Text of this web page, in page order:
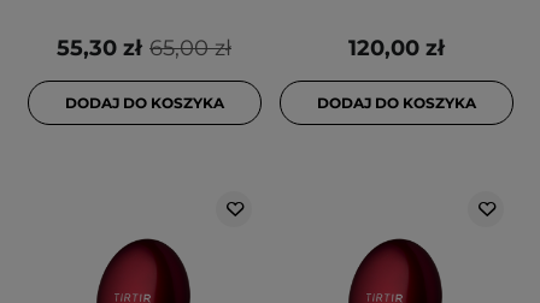
65,00 zł
55,30 zł
DODAJ DO KOSZYKA
120,00 zł
DODAJ DO KOSZYKA